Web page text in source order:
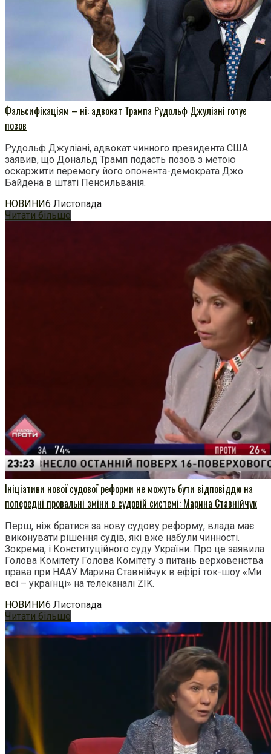
Фальсифікаціям – ні: адвокат Трампа Рудольф Джуліані готує
позов
Рудольф Джуліані, адвокат чинного президента США
заявив, що Дональд Трамп подасть позов з метою
оскаржити перемогу його опонента-демократа Джо
Байдена в штаті Пенсильванія.
НОВИНИ6 Листопада
Читати більше
Ініціативи нової судової реформи не можуть бути відповіддю на
попередні провальні зміни в судовій системі: Марина Ставнійчук
Перш, ніж братися за нову судову реформу, влада має
виконувати рішення судів, які вже набули чинності.
Зокрема, і Конституційного суду України. Про це заявила
Голова Комітету Голова Комітету з питань верховенства
права при НААУ Марина Ставнійчук в ефірі ток-шоу «Ми
всі – українці» на телеканалі ZIK.
НОВИНИ6 Листопада
Читати більше